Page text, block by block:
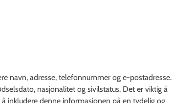
navn, adresse, telefonnummer og e-postadresse.
nasjonalitet og sivilstatus. Det er viktig å
inkludere denne informasjonen på en tydelig og